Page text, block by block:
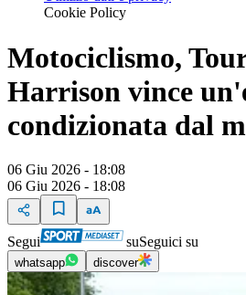
Cookie Policy
Motociclismo,
Harrison vince
condizionata dal
06 Giu 2026 - 18:08
06 Giu 2026 - 18:08
Segui suSeguici su
whatsapp discover